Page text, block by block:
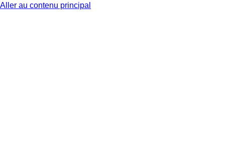
Aller au contenu principal